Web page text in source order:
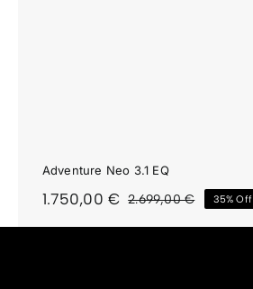
Adventure Neo 3.1 EQ
2.699,00€El
precio
1.750,00€
El
precio
35% Off